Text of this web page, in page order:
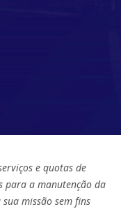
e quotas de
para a manutenção da
missão sem fins